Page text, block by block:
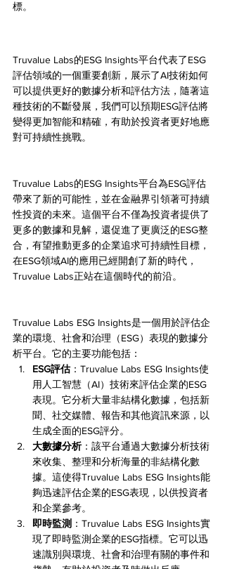
標。
Truvalue Labs的ESG Insights平台代表了ESG
評估領域的一個重要創新，展示了AI技術如何
可以提供更好的數據分析和評估方法，隨著這
種技術的不斷發展，我們可以預期ESG評估將
變得更加智能和精確，有助於投資者更好地應
對可持續性挑戰。
Truvalue Labs的ESG Insights平台為ESG評估
帶來了新的可能性，並在金融界引領著可持續
性投資的未來。這個平台不僅為投資者提供了
更多的數據和見解，還促進了更廣泛的ESG整
合，有望推動更多的企業追求可持續性目標，
在ESG領域AI的應用已經開創了新的時代，
Truvalue Labs正站在這個時代的前沿。
Truvalue Labs ESG Insights是一個用於評估企
業的環境、社會和治理（ESG）表現的數據分
析平台。它的主要功能包括：
ESG評估：Truvalue Labs ESG Insights使
用人工智慧（AI）技術來評估企業的ESG
表現。它分析大量非結構化數據，包括新
聞、社交媒體、報告和其他資訊來源，以
生成全面的ESG評分。
大數據分析：該平台通過大數據分析技術
來收集、整理和分析海量的非結構化數
據。這使得Truvalue Labs ESG Insights能
夠迅速評估企業的ESG表現，以供投資者
和企業參考。
即時監測 ：Truvalue Labs ESG Insights實
現了即時監測企業的ESG指標。它可以迅
速識別與環境、社會和治理有關的事件和